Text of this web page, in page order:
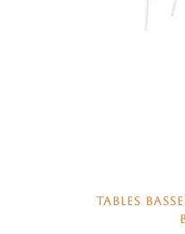
TABLES